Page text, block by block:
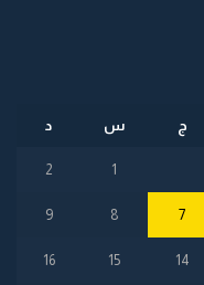
ج س د
1
2
7
8
9
14
15
16